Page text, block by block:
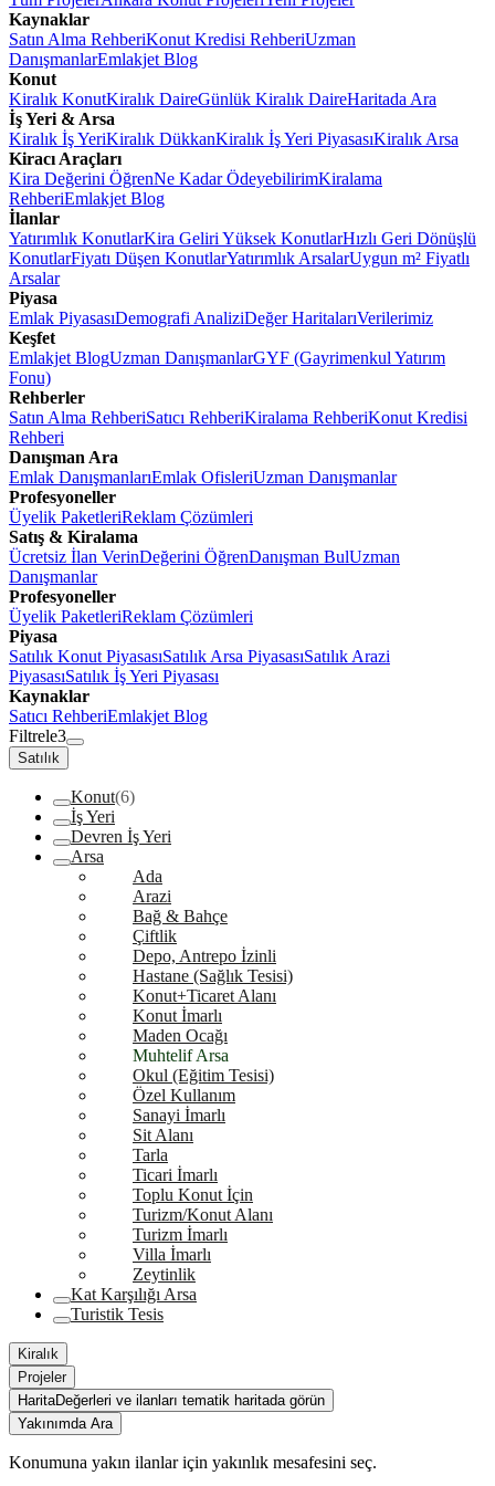
Kaynaklar
Satın Alma RehberiKonut Kredisi RehberiUzman
DanışmanlarEmlakjet Blog
Konut
Kiralık KonutKiralık DaireGünlük Kiralık DaireHaritada Ara
İş Yeri & Arsa
Kiralık İş YeriKiralık DükkanKiralık İş Yeri PiyasasıKiralık Arsa
Kiracı Araçları
Kira Değerini ÖğrenNe Kadar ÖdeyebilirimKiralama
RehberiEmlakjet Blog
İlanlar
Yatırımlık KonutlarKira Geliri Yüksek KonutlarHızlı Geri Dönüşlü
KonutlarFiyatı Düşen KonutlarYatırımlık ArsalarUygun m² Fiyatlı
Arsalar
Piyasa
Emlak PiyasasıDemografi AnaliziDeğer HaritalarıVerilerimiz
Keşfet
Emlakjet BlogUzman DanışmanlarGYF (Gayrimenkul Yatırım
Fonu)
Rehberler
Satın Alma RehberiSatıcı RehberiKiralama RehberiKonut Kredisi
Rehberi
Danışman Ara
Emlak DanışmanlarıEmlak OfisleriUzman Danışmanlar
Profesyoneller
Üyelik PaketleriReklam Çözümleri
Satış & Kiralama
Ücretsiz İlan VerinDeğerini ÖğrenDanışman BulUzman
Danışmanlar
Profesyoneller
Üyelik PaketleriReklam Çözümleri
Piyasa
Satılık Konut PiyasasıSatılık Arsa PiyasasıSatılık Arazi
PiyasasıSatılık İş Yeri Piyasası
Kaynaklar
Satıcı RehberiEmlakjet Blog
Filtrele3
Satılık
Konut(6)
İş Yeri
Devren İş Yeri
Arsa
Ada
Arazi
Bağ & Bahçe
Çiftlik
Depo, Antrepo İzinli
Hastane (Sağlık Tesisi)
Konut+Ticaret Alanı
Konut İmarlı
Maden Ocağı
Muhtelif Arsa
Okul (Eğitim Tesisi)
Özel Kullanım
Sanayi İmarlı
Sit Alanı
Tarla
Ticari İmarlı
Toplu Konut İçin
Turizm/Konut Alanı
Turizm İmarlı
Villa İmarlı
Zeytinlik
Kat Karşılığı Arsa
Turistik Tesis
Kiralık
Projeler
HaritaDeğerleri ve ilanları tematik haritada görün
Yakınımda Ara
Konumuna yakın ilanlar için yakınlık mesafesini seç.